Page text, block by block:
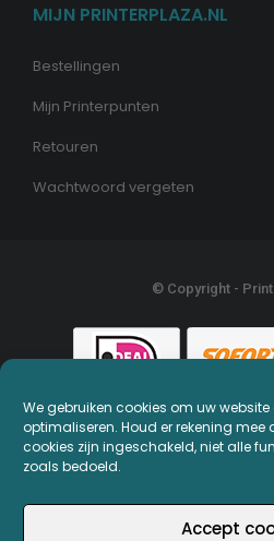
We gebruiken cookies om uw website
optimaliseren. Houd er rekening
cookies zijn ingeschakeld, niet alle
zoals bedoeld.
Accept
MIJN PRINTERPLAZA.NL
Bestellingen
Mijn Printerpunten
Retouren
Wachtwoord vergeten
© Copyright -